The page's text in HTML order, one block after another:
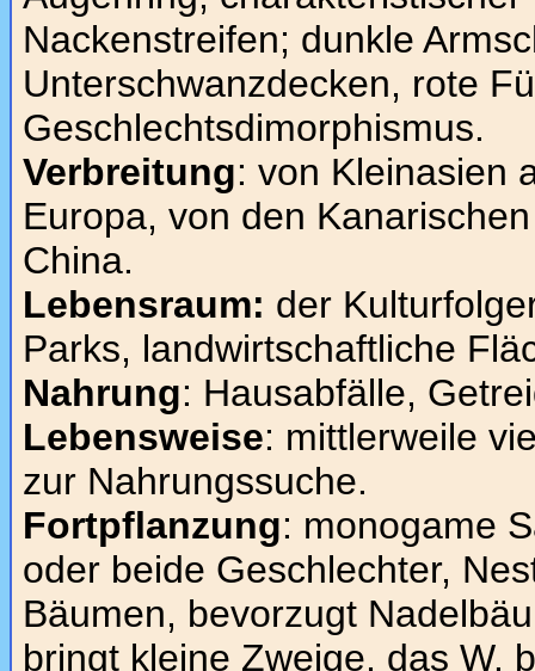
Nackenstreifen; dunkle
Unterschwanzdecken, rote
Geschlechtsdimorphismus.
Verbreitung: von Kleinasien
Europa, von den
China.
Lebensraum: der
Parks, landwirtschaftliche
Nahrung: Hausabfälle,
Lebensweise: mittlerweile
zur Nahrungssuche.
Fortpflanzung: monogame
oder beide Geschlechter,
Bäumen, bevorzugt
bringt kleine Zweige, das W.